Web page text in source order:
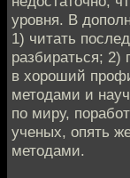
уровня. В
1) читать
разбираться; 2)
в хороший
методами и
по миру,
ученых, опять
методами.